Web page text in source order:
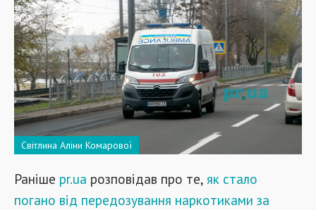
Світлина Аліни Комарової
Раніше pr.ua розповідав про те, як стало
погано від передозування наркотиками за